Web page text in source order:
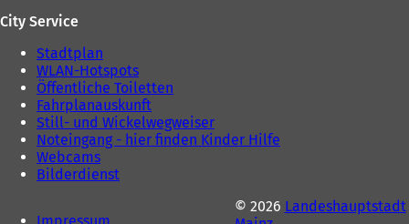
City Service
Stadtplan
WLAN-Hotspots
Öffentliche Toiletten
Fahrplanauskunft
Still- und Wickelwegweiser
Noteingang - hier finden Kinder Hilfe
Webcams
Bilderdienst
© 2026 Landeshauptstadt